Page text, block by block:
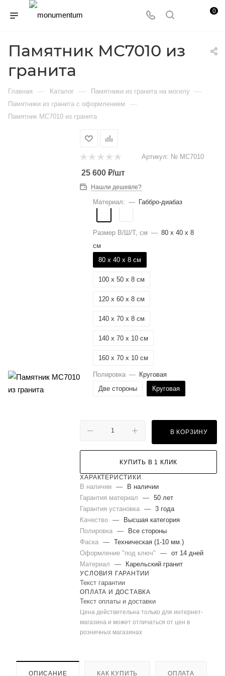
0
Памятник МС7010 из
гранита
Главная — Каталог — Памятники из гранита на могилу —
Памятники из гранита с оформлением —
Памятник МС7010 из гранита
Артикул: № МС7010
25 600 ₽/шт
Нашли дешевле?
Материал: — Габбро-диабаз
Размер В/Ш/Т, см — 80 x 40 x 8
см
80 x 40 x 8 см
100 x 50 x 8 см
120 x 60 x 8 см
140 x 70 x 8 см
140 x 70 x 10 см
160 x 70 x 10 см
Полировка — Круговая
Две стороны
Круговая
В КОРЗИНУ
КУПИТЬ В 1 КЛИК
ХАРАКТЕРИСТИКИ
В наличии —
В наличии
Гарантия материал
—
50 лет
Гарантия установка
—
3 года
Качество
—
Высшая категория
Полировка
—
Все стороны
Фаска
—
Техническая (1-10 мм.)
Оформление "под ключ"
—
от 14 дней
Материал
— Карельский гранит
УСЛОВИЯ ГАРАНТИИ
Текст гарантии
ОПЛАТА И ДОСТАВКА
Текст оплаты и доставки
Цена действительна только для интернет-
магазина и может отличаться от цен в
розничных магазинах
ОПИСАНИЕ КАК КУПИТЬ ОПЛАТА